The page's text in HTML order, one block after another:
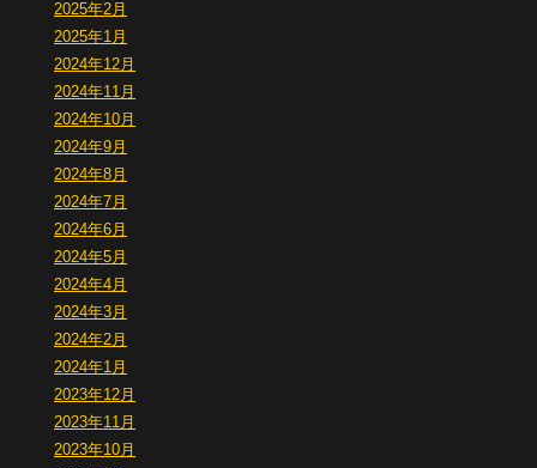
2025年2月
2025年1月
2024年12月
2024年11月
2024年10月
2024年9月
2024年8月
2024年7月
2024年6月
2024年5月
2024年4月
2024年3月
2024年2月
2024年1月
2023年12月
2023年11月
2023年10月